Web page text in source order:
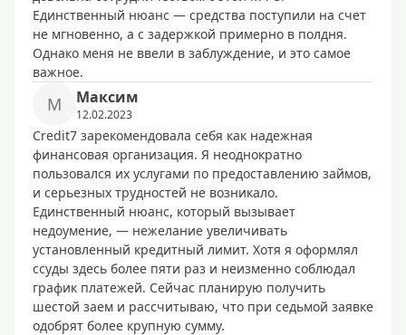
Единственный нюанс — средства поступили на счет
не мгновенно, а с задержкой примерно в полдня.
Однако меня не ввели в заблуждение, и это самое
важное.
М Максим
12.02.2023
Credit7 зарекомендовала себя как надежная
финансовая организация. Я неоднократно
пользовался их услугами по предоставлению займов,
и серьезных трудностей не возникало.
Единственный нюанс, который вызывает
недоумение, — нежелание увеличивать
установленный кредитный лимит. Хотя я оформлял
ссуды здесь более пяти раз и неизменно соблюдал
график платежей. Сейчас планирую получить
шестой заем и рассчитываю, что при седьмой заявке
одобрят более крупную сумму.